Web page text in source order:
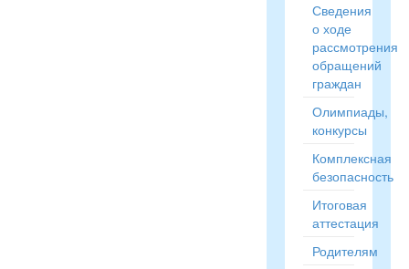
Сведения
о ходе
рассмотрения
обращений
граждан
Олимпиады,
конкурсы
Комплексная
безопасность
Итоговая
аттестация
Родителям